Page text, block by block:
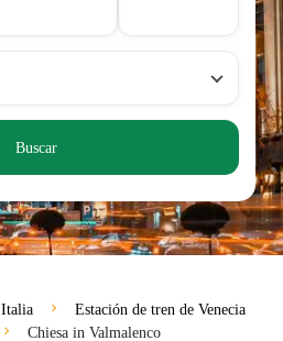
Buscar
Italia
Estación de tren de Venecia
Chiesa in Valmalenco